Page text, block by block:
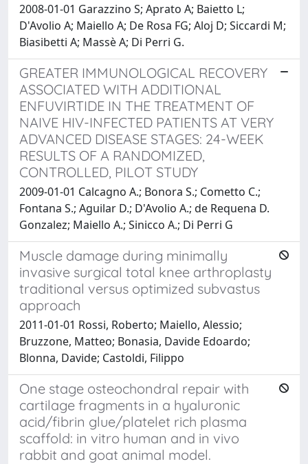
2008-01-01 Garazzino S; Aprato A; Baietto L;
D'Avolio A; Maiello A; De Rosa FG; Aloj D; Siccardi M;
Biasibetti A; Massè A; Di Perri G.
GREATER IMMUNOLOGICAL RECOVERY
ASSOCIATED WITH ADDITIONAL
ENFUVIRTIDE IN THE TREATMENT OF
NAIVE HIV-INFECTED PATIENTS AT VERY
ADVANCED DISEASE STAGES: 24-WEEK
RESULTS OF A RANDOMIZED,
CONTROLLED, PILOT STUDY
2009-01-01 Calcagno A.; Bonora S.; Cometto C.;
Fontana S.; Aguilar D.; D'Avolio A.; de Requena D.
Gonzalez; Maiello A.; Sinicco A.; Di Perri G
Muscle damage during minimally
invasive surgical total knee arthroplasty
traditional versus optimized subvastus
approach
2011-01-01 Rossi, Roberto; Maiello, Alessio;
Bruzzone, Matteo; Bonasia, Davide Edoardo;
Blonna, Davide; Castoldi, Filippo
One stage osteochondral repair with
cartilage fragments in a hyaluronic
acid/fibrin glue/platelet rich plasma
scaffold: in vitro human and in vivo
rabbit and goat animal model.